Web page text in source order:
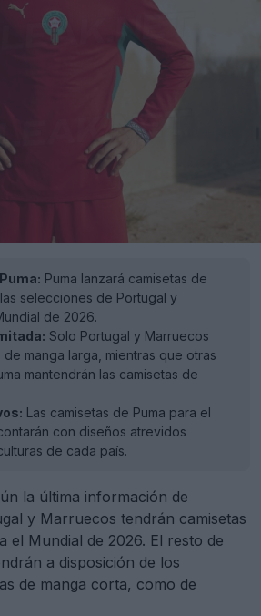
Puma lanzará camisetas de
selecciones de Portugal y
de 2026.
Solo Portugal y Marruecos
manga larga, mientras que otras
mantendrán las camisetas de
Las camisetas de Puma para el
con diseños atrevidos
de cada país.
la última información de
y Marruecos tendrán camisetas
el Mundial de 2026. El resto de
a disposición de los
de manga corta, como de